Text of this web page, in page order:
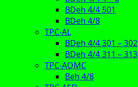
BDeh 4/4 501
BDeh 4/8
TPC-AL
BDeh 4/4 301 – 302
BDeh 4/4 311 – 313
TPC-AOMC
Beh 4/8